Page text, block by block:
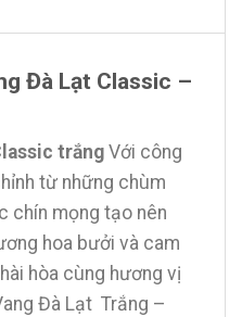
Đà Lạt Classic –
trắngVới công
từ những chùm
chín mọng tạo nên
hoa bưởi và cam
hòa cùng hương vị
Đà Lạt Trắng –